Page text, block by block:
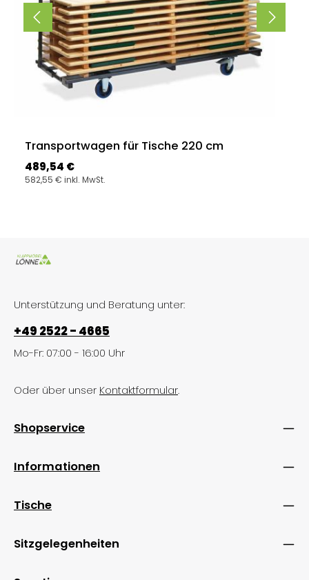
Transportwagen für Tische 220 cm
Regulärer Preis:
489,54 €
582,55 € inkl. MwSt.
Unterstützung und Beratung unter:
+49 2522 - 4665
Mo-Fr: 07:00 - 16:00 Uhr
Oder über unser Kontaktformular.
Shopservice
Informationen
Tische
Sitzgelegenheiten